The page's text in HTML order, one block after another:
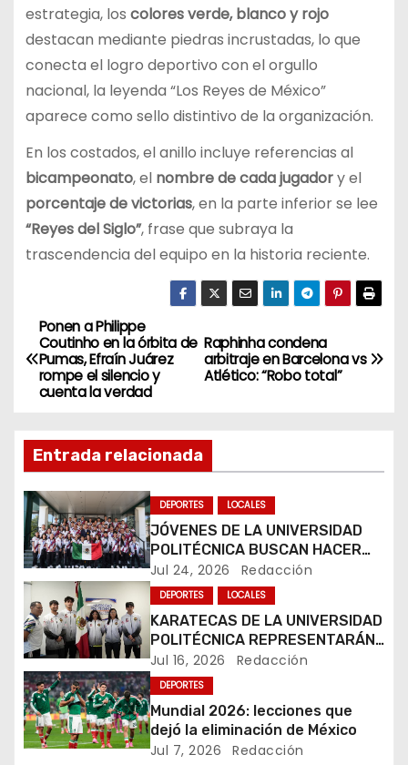
estrategia, los colores verde, blanco y rojo
destacan mediante piedras incrustadas, lo que
conecta el logro deportivo con el orgullo
nacional, la leyenda “Los Reyes de México”
aparece como sello distintivo de la organización.
En los costados, el anillo incluye referencias al
bicampeonato, el nombre de cada jugadory el
porcentaje de victorias, en la parte inferior se lee
“Reyes del Siglo”, frase que subraya la
trascendencia del equipo en la historia reciente.
N
a
e
g
a
c
i
ó
n
d
e
Raphinha condena
arbitraje en Barcelona vs
Atlético: “Robo total”
Ponen a Philippe
Coutinho en la órbita de
Pumas, Efraín Juárez
rompe el silencio y
cuenta la verdad
Entrada relacionada
DEPORTES LOCALES
JÓVENES DE LA UNIVERSIDAD
POLITÉCNICA BUSCAN HACER
HISTORIA EN MUNDIAL DE
KARATE
Jul 24, 2026 Redacción
DEPORTES LOCALES
KARATECAS DE LA UNIVERSIDAD
POLITÉCNICA REPRESENTARÁN
A MÉXICO EN RUMANÍA
Jul 16, 2026 Redacción
DEPORTES
Mundial 2026: lecciones que
dejó la eliminación de México
Jul 7, 2026 Redacción